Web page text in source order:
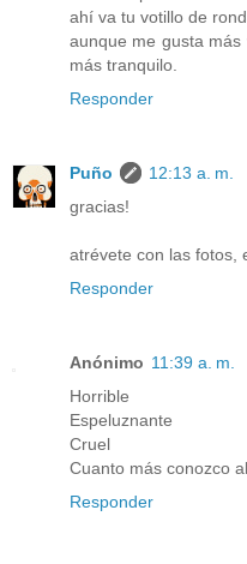
ahí va tu votillo de
aunque me gusta
más tranquilo.
Responder
Puño
12:13 a. m.
gracias!
atrévete con las fotos,
Responder
Anónimo 11:39 a. m.
Horrible
Espeluznante
Cruel
Cuanto más conozco
Responder